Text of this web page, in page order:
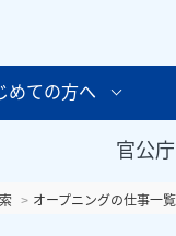
めての方へ
官公
オープニングの仕事一覧